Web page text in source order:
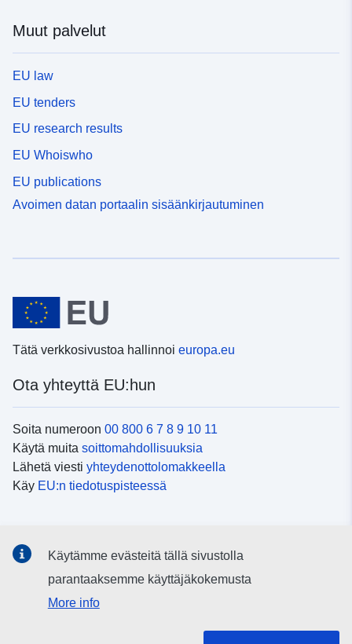
Muut palvelut
EU law
EU tenders
EU research results
EU Whoiswho
EU publications
Avoimen datan portaalin sisäänkirjautuminen
Tätä verkkosivustoa hallinnoi europa.eu
Ota yhteyttä EU:hun
Soita numeroon 00 800 6 7 8 9 10 11
Käytä muita soittomahdollisuuksia
Lähetä viesti yhteydenottolomakkeella
Käy EU:n tiedotuspisteessä
sosiaalisessa mediassa
EU:n toimielimet ja muut elimet
Käytämme evästeitä tällä sivustolla
parantaaksemme käyttäjäkokemusta
More info